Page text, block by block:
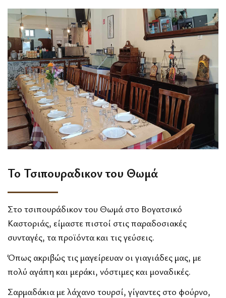
Το Τσιπουραδικον του Θωμά
Στο τσιπουράδικον του Θωμά στο Βογατσικό
Καστοριάς, είμαστε πιστοί στις παραδοσιακές
συνταγές, τα προϊόντα και τις γεύσεις.
Όπως ακριβώς τις μαγείρευαν οι γιαγιάδες μας, με
πολύ αγάπη και μεράκι, νόστιμες και μοναδικές.
Σαρμαδάκια με λάχανο τουρσί, γίγαντες στο φούρνο,